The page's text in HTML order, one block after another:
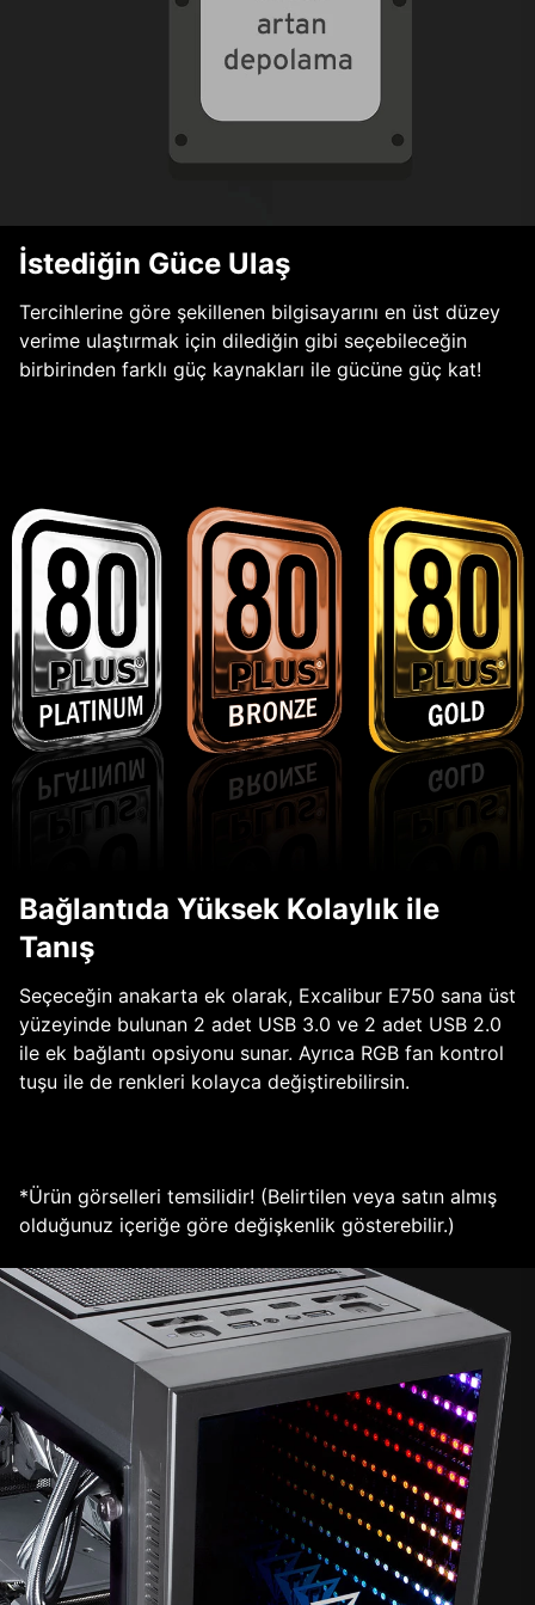
İstediğin Güce Ulaş
Tercihlerine göre şekillenen bilgisayarını en üst düzey
verime ulaştırmak için dilediğin gibi seçebileceğin
birbirinden farklı güç kaynakları ile gücüne güç kat!
Bağlantıda Yüksek Kolaylık ile
Tanış
Seçeceğin anakarta ek olarak, Excalibur E750 sana üst
yüzeyinde bulunan 2 adet USB 3.0 ve 2 adet USB 2.0
ile ek bağlantı opsiyonu sunar. Ayrıca RGB fan kontrol
tuşu ile de renkleri kolayca değiştirebilirsin.
*Ürün görselleri temsilidir! (Belirtilen veya satın almış
olduğunuz içeriğe göre değişkenlik gösterebilir.)